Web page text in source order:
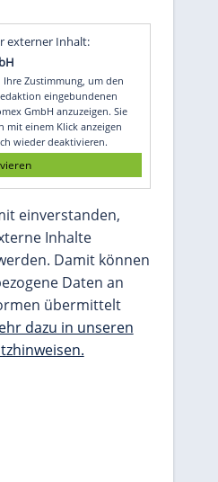
KOSTENLOSE E-
Empfohlener
Glomex GmbH
Wir benötigen Ihre
von unserer Redaktion
Inhalt von Glomex
können diesen mit
jetzt aktivieren
Ich bin damit
dass mir externe